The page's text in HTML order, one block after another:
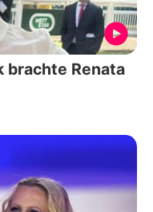
brachte Renata